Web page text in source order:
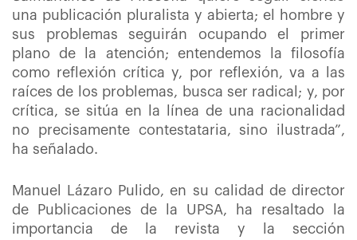
una publicación pluralista y abierta; el hombre y
sus problemas seguirán ocupando el primer
plano de la atención; entendemos la filosofía
como reflexión crítica y, por reflexión, va a las
raíces de los problemas, busca ser radical; y, por
crítica, se sitúa en la línea de una racionalidad
no precisamente contestataria, sino ilustrada”,
ha señalado.
Manuel Lázaro Pulido, en su calidad de director
de Publicaciones de la UPSA, ha resaltado la
importancia de la revista y la sección